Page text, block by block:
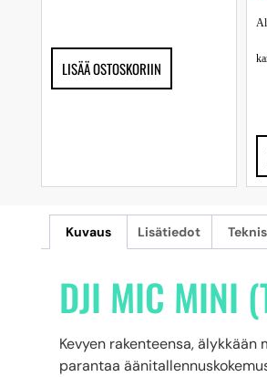
LISÄÄ OSTOSKORIIN
Kuvaus Lisätiedot
DJI MIC MINI
Kevyen rakenteensa,
parantaa